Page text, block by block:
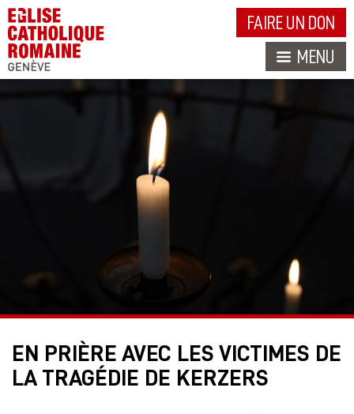
FAIRE UN DON
MENU
EN PRIÈRE AVEC LES VICTIMES DE
LA TRAGÉDIE DE KERZERS